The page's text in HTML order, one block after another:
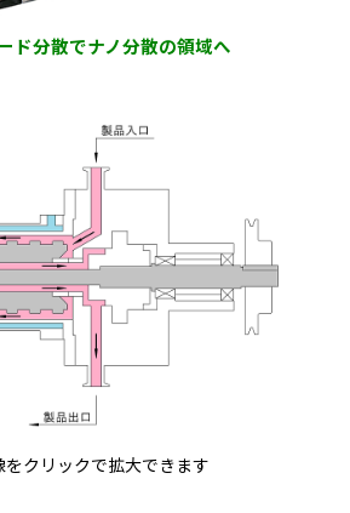
ド分散でナノ分散の領域へ
をクリックで拡大できます